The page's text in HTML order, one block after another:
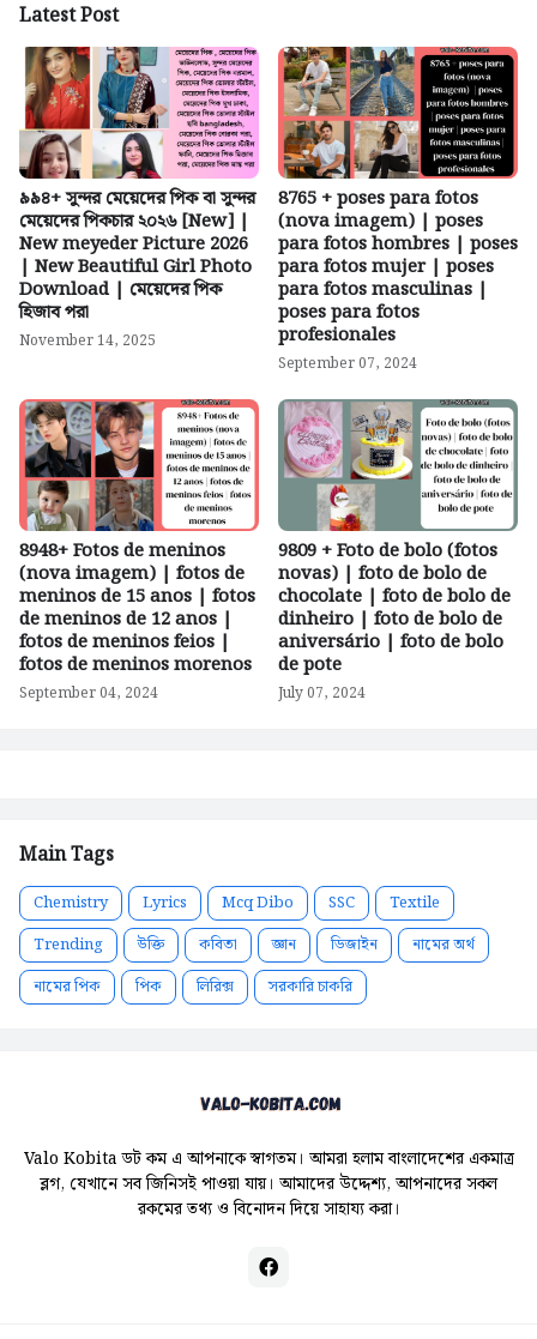
Latest Post
৯৯৪+ সুন্দর মেয়েদের পিক বা সুন্দর
মেয়েদের পিকচার ২০২৬ [New] |
New meyeder Picture 2026
| New Beautiful Girl Photo
Download | মেয়েদের পিক
হিজাব পরা
November 14, 2025
8765 + poses para fotos
(nova imagem) | poses
para fotos hombres | poses
para fotos mujer | poses
para fotos masculinas |
poses para fotos
profesionales
September 07, 2024
8948+ Fotos de meninos
(nova imagem) | fotos de
meninos de 15 anos | fotos
de meninos de 12 anos |
fotos de meninos feios |
fotos de meninos morenos
September 04, 2024
9809 + Foto de bolo (fotos
novas) | foto de bolo de
chocolate | foto de bolo de
dinheiro | foto de bolo de
aniversário | foto de bolo
de pote
July 07, 2024
Main Tags
Chemistry Lyrics Mcq Dibo SSC
Textile
Trending
উক্তি কবিতা জ্ঞান ডিজাইন
নামের অর্থ
নামের পিক
পিক লিরিক্স সরকারি চাকরি
Valo Kobita ডট কম এ আপনাকে স্বাগতম। আমরা হলাম বাংলাদেশের একমাত্র
ব্লগ, যেখানে সব জিনিসই পাওয়া যায়। আমাদের উদ্দেশ্য, আপনাদের সকল
রকমের তথ্য ও বিনোদন দিয়ে সাহায্য করা।